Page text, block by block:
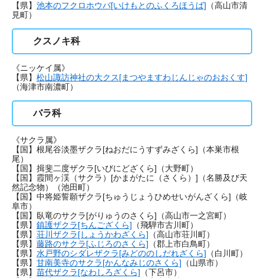
【県】 池本のフクロホウバ[いけもとのふくろほうば] （高山市清
見町）
クスノキ科
《ニッケイ属》
【県】 松山諏訪神社の大クス[まつやますわじんじゃのおおくす]
（海津市南濃町）
バラ科
《サクラ属》
【国】根尾谷淡墨ザクラ[ねおだにうすずみざくら]（本巣市根
尾）
【国】揖斐二度ザクラ[いびにどざくら]（大野町）
【国】霞間ヶ渓（サクラ）[かまがたに（さくら）]（名勝及び天
然記念物）（池田町）
【国】中将姫誓願ザクラ[ちゅうじょうひめせいがんざくら]（岐
阜市）
【国】臥竜のサクラ[がりゅうのさくら]（高山市一之宮町）
【県】 鎮護ザクラ[ちんござくら] （飛騨市古川町）
【県】 荘川ザクラ[しょうかわざくら] （高山市荘川町）
【県】 藤路のサクラ[ふじろのさくら] （郡上市白鳥町）
【県】 水戸野のシダレザクラ[みどののしだれざくら] （白川町）
【県】 甘南美寺のサクラ[かんなみじのさくら] （山県市）
【県】 苗代ザクラ[なわしろざくら] （下呂市）